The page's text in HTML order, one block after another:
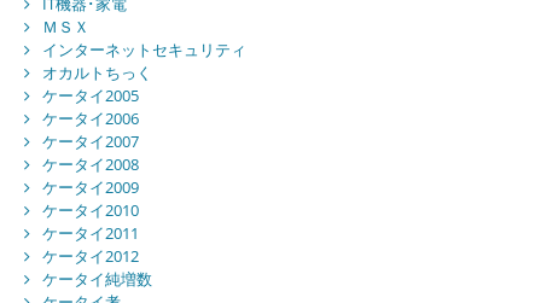
ＭＳＸ
インターネットセキュリティ
オカルトちっく
ケータイ2005
ケータイ2006
ケータイ2007
ケータイ2008
ケータイ2009
ケータイ2010
ケータイ2011
ケータイ2012
ケータイ純増数